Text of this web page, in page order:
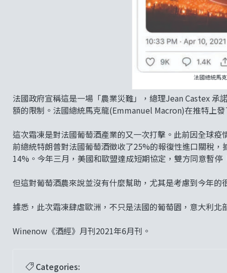
法國總統馬
法國政府宣稱這是一場「農業災難」，總理Jean Castex
額的限制。法國總統馬克龍(Emmanuel Macron)在推特上
這次霜凍是對法國葡萄酒產業的又一次打擊。此前因全球
前總統特朗普對法國葡萄酒徵收了25%的報復性進口關稅
14%。今年三月，美國和歐盟達成短期協定，雙方同意暫停
但這對葡萄酒農來說並沒有什麼幫助，尤其是考慮到今年的
據悉，此次霜凍肆虐歐洲，不只是法國的葡萄園，意大利北
Winenow《酒經》月刊2021年6月刊。
Categories: